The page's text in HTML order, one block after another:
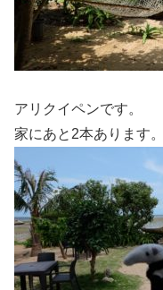
アリクイペンです。
家にあと2本あります。